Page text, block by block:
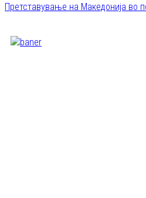
Претставување на Македонија во